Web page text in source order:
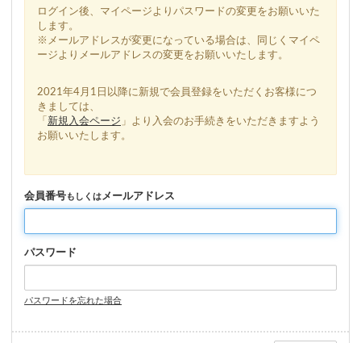
ログイン後、マイページよりパスワードの変更をお願いいた
します。
※メールアドレスが変更になっている場合は、同じくマイペ
ージよりメールアドレスの変更をお願いいたします。
2021年4月1日以降に新規で会員登録をいただくお客様につ
きましては、
「 新規入会ページ 」より入会のお手続きをいただきますよう
お願いいたします。
会員番号もしくはメールアドレス
パスワード
パスワードを忘れた場合